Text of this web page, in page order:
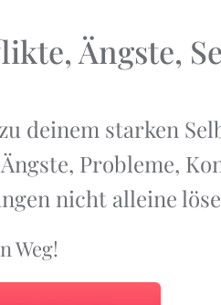
Ängste,
deinem starken
Probleme,
nicht alleine
Weg!